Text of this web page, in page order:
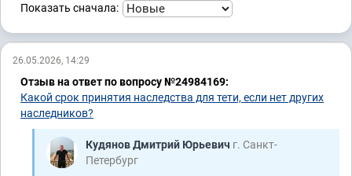
Показать сначала:
26.05.2026, 14:29
Отзыв на ответ по вопросу №24984169:
Какой срок принятия наследства для тети, если нет других
наследников?
Кудянов Дмитрий Юрьевич г. Санкт-
Петербург